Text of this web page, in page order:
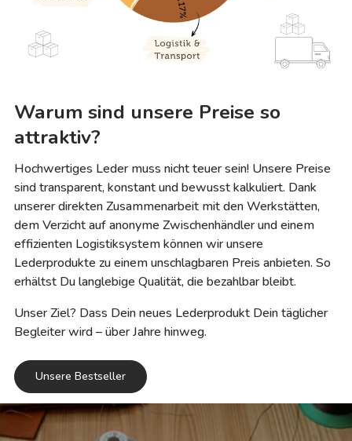
Warum sind unsere Preise so
attraktiv?
Hochwertiges Leder muss nicht teuer sein! Unsere Preise
sind transparent, konstant und bewusst kalkuliert. Dank
unserer direkten Zusammenarbeit mit den Werkstätten,
dem Verzicht auf anonyme Zwischenhändler und einem
effizienten Logistiksystem können wir unsere
Lederprodukte zu einem unschlagbaren Preis anbieten. So
erhältst Du langlebige Qualität, die bezahlbar bleibt.
Unser Ziel? Dass Dein neues Lederprodukt Dein täglicher
Begleiter wird – über Jahre hinweg.
Unsere Bestseller